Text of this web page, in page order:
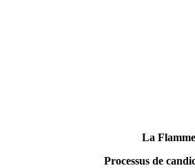
La
Processus de